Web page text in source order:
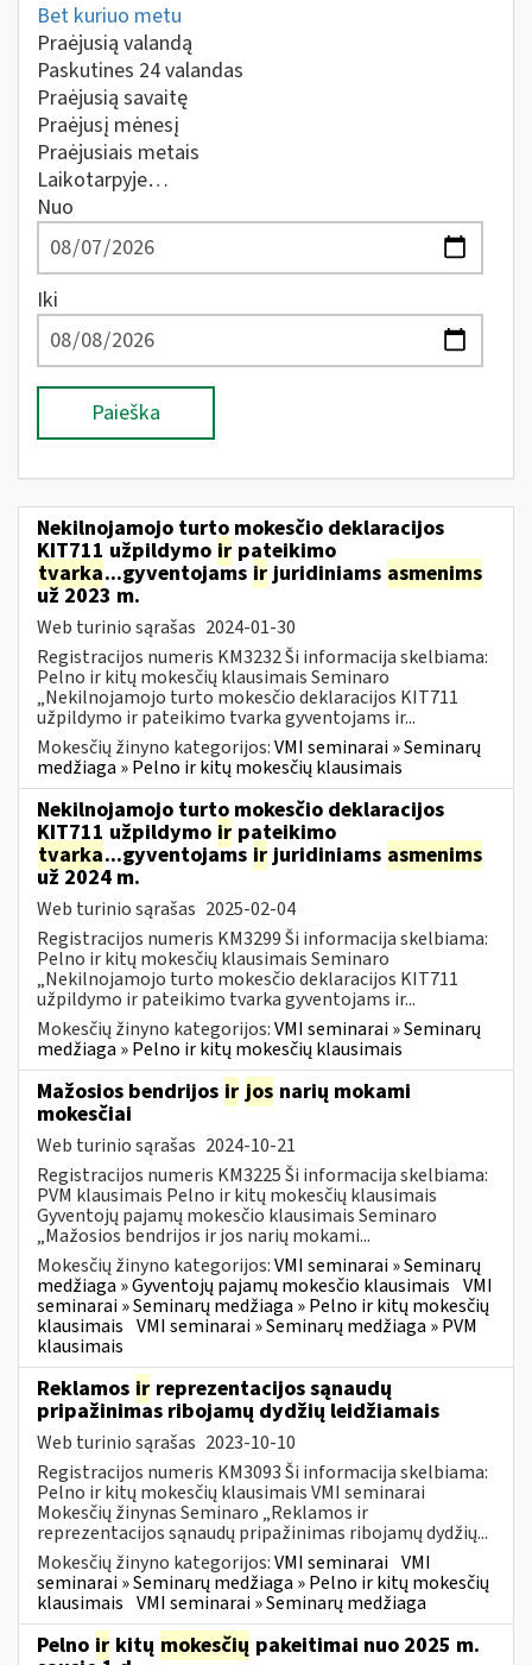
Bet kuriuo metu
Praėjusią valandą
Paskutines 24 valandas
Praėjusią savaitę
Praėjusį mėnesį
Praėjusiais metais
Laikotarpyje…
Nuo
Iki
Paieška
Nekilnojamojo turto mokesčio deklaracijos
KIT711 užpildymo ir pateikimo
tvarka...gyventojams irjuridiniams asmenims
už 2023 m.
Web turinio sąrašas 2024-01-30
Registracijos numeris KM3232 Ši informacija skelbiama:
Pelno ir kitų mokesčių klausimais Seminaro
„Nekilnojamojo turto mokesčio deklaracijos KIT711
užpildymo ir pateikimo tvarka gyventojams ir...
Mokesčių žinyno kategorijos:VMI seminarai » Seminarų
medžiaga » Pelno ir kitų mokesčių klausimais
Nekilnojamojo turto mokesčio deklaracijos
KIT711 užpildymo ir pateikimo
tvarka...gyventojams irjuridiniams asmenims
už 2024 m.
Web turinio sąrašas 2025-02-04
Registracijos numeris KM3299 Ši informacija skelbiama:
Pelno ir kitų mokesčių klausimais Seminaro
„Nekilnojamojo turto mokesčio deklaracijos KIT711
užpildymo ir pateikimo tvarka gyventojams ir...
Mokesčių žinyno kategorijos:VMI seminarai » Seminarų
medžiaga » Pelno ir kitų mokesčių klausimais
Mažosios bendrijos ir jos narių mokami
mokesčiai
Web turinio sąrašas 2024-10-21
Registracijos numeris KM3225 Ši informacija skelbiama:
PVM klausimais Pelno ir kitų mokesčių klausimais
Gyventojų pajamų mokesčio klausimais Seminaro
„Mažosios bendrijos ir jos narių mokami...
Mokesčių žinyno kategorijos:VMI seminarai » Seminarų
medžiaga » Gyventojų pajamų mokesčio klausimais VMI
seminarai » Seminarų medžiaga » Pelno ir kitų mokesčių
klausimais VMI seminarai » Seminarų medžiaga » PVM
klausimais
Reklamos ir reprezentacijos sąnaudų
pripažinimas ribojamų dydžių leidžiamais
Web turinio sąrašas 2023-10-10
Registracijos numeris KM3093 Ši informacija skelbiama:
Pelno ir kitų mokesčių klausimais VMI seminarai
Mokesčių žinynas Seminaro „Reklamos ir
reprezentacijos sąnaudų pripažinimas ribojamų dydžių...
Mokesčių žinyno kategorijos:VMI seminarai VMI
seminarai » Seminarų medžiaga » Pelno ir kitų mokesčių
klausimais VMI seminarai » Seminarų medžiaga
Pelno ir kitų mokesčių pakeitimai nuo 2025 m.